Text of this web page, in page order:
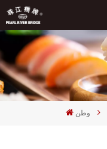
وطن